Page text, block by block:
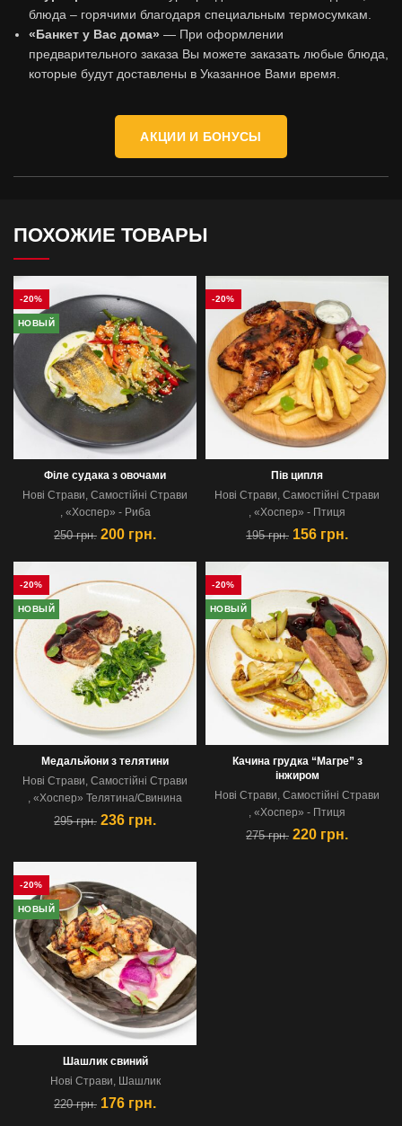
блюда – горячими благодаря специальным термосумкам.
«Банкет у Вас дома» — При оформлении
предварительного заказа Вы можете заказать любые блюда,
которые будут доставлены в Указанное Вами время.
АКЦИИ И БОНУСЫ
ПОХОЖИЕ ТОВАРЫ
-20%
НОВЫЙ
Філе судака з овочами
Новi Страви, Самостійні Страви
, «Хоспер» - Риба
250грн. 200 грн.
-20%
Пiв ципля
Новi Страви, Самостійні Страви
, «Хоспер» - Птиця
195грн. 156 грн.
-20%
НОВЫЙ
Медальйони з телятини
Новi Страви, Самостійні Страви
, «Хоспер» Телятина/Свинина
295грн. 236 грн.
-20%
НОВЫЙ
Качина грудка “Магре” з
інжиром
Новi Страви, Самостійні Страви
, «Хоспер» - Птиця
275грн. 220 грн.
-20%
НОВЫЙ
Шашлик свиний
Новi Страви, Шашлик
220грн. 176 грн.